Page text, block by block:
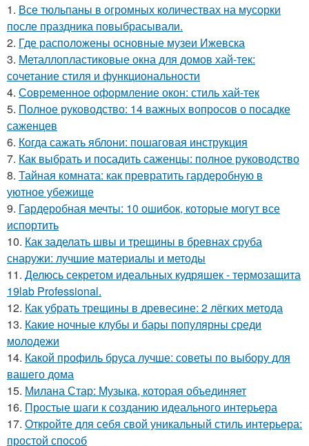
1. Все тюльпаны в огромных количествах на мусорки
после праздника повыбрасывали.
2. Где расположены основные музеи Ижевска
3. Металлопластиковые окна для домов хай-тек:
сочетание стиля и функциональности
4. Современное оформление окон: стиль хай-тек
5. Полное руководство: 14 важных вопросов о посадке
саженцев
6. Когда сажать яблони: пошаговая инструкция
7. Как выбрать и посадить саженцы: полное руководство
8. Тайная комната: как превратить гардеробную в
уютное убежище
9. Гардеробная мечты: 10 ошибок, которые могут все
испортить
10. Как заделать швы и трещины в бревнах сруба
снаружи: лучшие материалы и методы
11. Делюсь секретом идеальных кудряшек - термозащита
19lab Professional.
12. Как убрать трещины в древесине: 2 лёгких метода
13. Какие ночные клубы и бары популярны среди
молодежи
14. Какой профиль бруса лучше: советы по выбору для
вашего дома
15. Милана Стар: Музыка, которая объединяет
16. Простые шаги к созданию идеального интерьера
17. Откройте для себя свой уникальный стиль интерьера:
простой способ